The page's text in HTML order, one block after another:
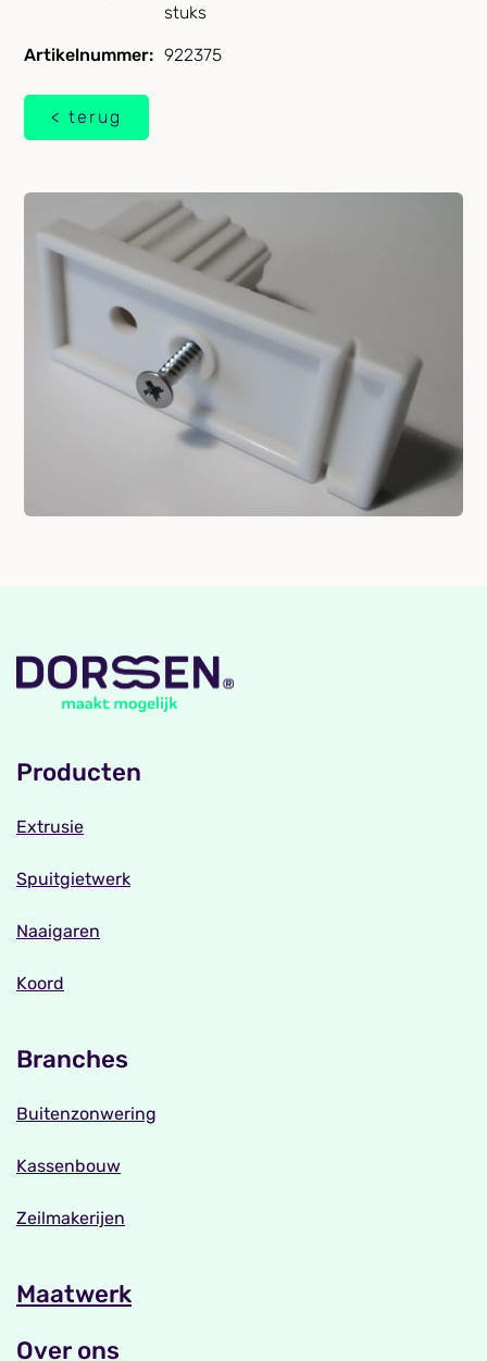
stuks
Artikelnummer: 922375
< terug
Producten
Extrusie
Spuitgietwerk
Naaigaren
Koord
Branches
Buitenzonwering
Kassenbouw
Zeilmakerijen
Maatwerk
Over ons